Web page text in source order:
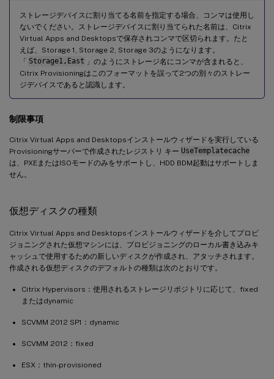
ストレージデバイスに割り当てる名前を指定する場合、コンマは使用し
ないでください。ストレージデバイスに割り当てられた名前は、Citrix
Virtual Apps and Desktopsで保存されコンマで区切られます。たと
えば、Storage 1, Storage 2, Storage 3のようになります。
「 Storage1,East 」のようにストレージ名にコンマが含まれると、
Citrix Provisioningはこのフォーマットを誤って2つの別々のストレー
ジデバイスであると認識します。
制限事項
Citrix Virtual Apps and Desktopsインストールウィザードを実行している
Provisioningサーバーで作成されたレジストリ キー UseTemplatecache
は、PXEまたはISOモードのみをサポートし、HDD BDM起動はサポートしま
せん。
仮想ディスクの種類
Citrix Virtual Apps and Desktopsインストールウィザードを介してプロビ
ジョニングされた仮想マシンには、プロビジョニングのローカル書き込みキ
ャッシュで使用するための新しいディスクが作成され、アタッチされます。
作成される仮想ディスクのデフォルトの種類は次のとおりです。
Citrix Hypervisors：使用されるストレージリポジトリに応じて、fixed
またはdynamic
SCVMM 2012 SP1：dynamic
SCVMM 2012：fixed
ESX：thin-provisioned